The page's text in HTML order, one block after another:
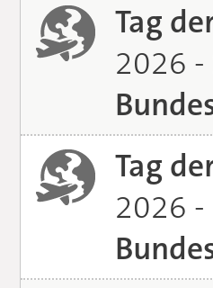
Tag
2026 -
Tag
2026 -